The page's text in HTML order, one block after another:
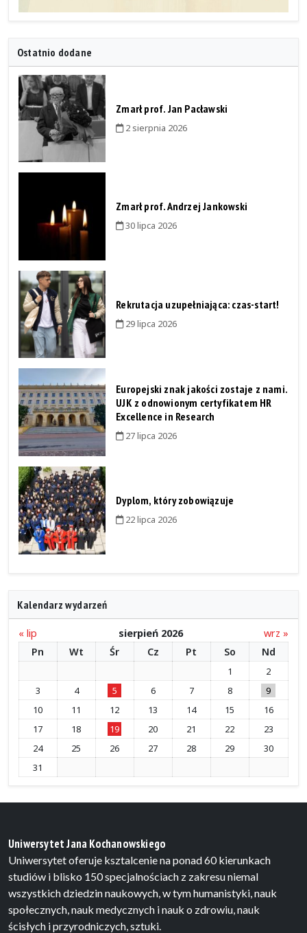
Ostatnio dodane
Zmarł prof. Jan Pacławski
2 sierpnia 2026
Zmarł prof. Andrzej Jankowski
30 lipca 2026
Rekrutacja uzupełniająca: czas-start!
29 lipca 2026
Europejski znak jakości zostaje z nami.
UJK z odnowionym certyfikatem HR
Excellence in Research
27 lipca 2026
Dyplom, który zobowiązuje
22 lipca 2026
Kalendarz wydarzeń
« lip sierpień 2026
wrz »
Pn
Wt Śr Cz Pt So Nd
1
2
3
4 5 6 7 8
9
10
11 12 13 14 15
16
17
18 19 20 21 22
23
24
25 26 27 28 29
30
31
Uniwersytet Jana Kochanowskiego
Uniwersytet oferuje ksztalcenie na ponad 60 kierunkach
studiów i blisko 150 specjalnościach z zakresu niemal
wszystkich dziedzin naukowych, w tym humanistyki, nauk
społecznych, nauk medycznych i nauk o zdrowiu, nauk
ścisłych i przyrodniczych, sztuki.